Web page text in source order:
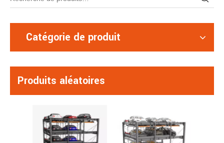
Catégorie de produit
Produits aléatoires